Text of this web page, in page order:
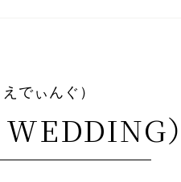
でぃんぐ）
）